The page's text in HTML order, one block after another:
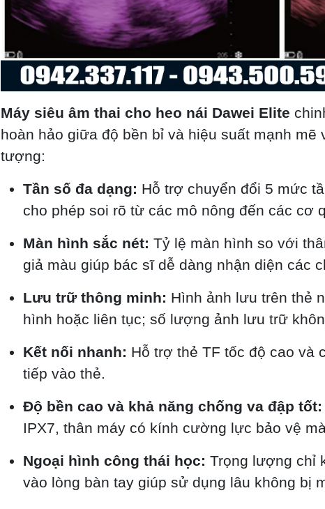
Máy siêu âm thai cho heo nái Dawei Elite
hoàn hảo giữa độ bền bỉ và hiệu suất mạnh
tượng:
Tần số đa dạng: Hỗ trợ chuyển đổi 5 mức
cho phép soi rõ từ các mô nông đến các cơ
Màn hình sắc nét: Tỷ lệ màn hình so với
giả màu giúp bác sĩ dễ dàng nhận diện các
Lưu trữ thông minh: Hình ảnh lưu trên thẻ
hình hoặc liên tục; số lượng ảnh lưu trữ
Kết nối nhanh: Hỗ trợ thẻ TF tốc độ cao và
tiếp vào thẻ.
Độ bền cao và khả năng chống va đập tốt:
IPX7, thân máy có kính cường lực bảo vệ
Ngoại hình công thái học: Trọng lượng chỉ
vào lòng bàn tay giúp sử dụng lâu không bị